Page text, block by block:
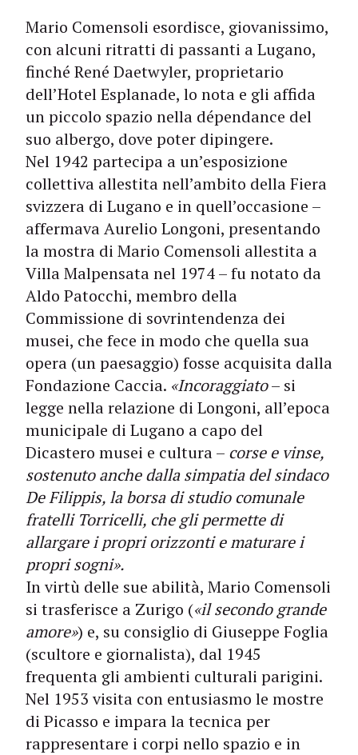
Mario Comensoli esordisce, giovanissimo,
con alcuni ritratti di passanti a Lugano,
finché René Daetwyler, proprietario
dell’Hotel Esplanade, lo nota e gli affida
un piccolo spazio nella dépendance del
suo albergo, dove poter dipingere.
Nel 1942 partecipa a un’esposizione
collettiva allestita nell’ambito della Fiera
svizzera di Lugano e in quell’occasione –
affermava Aurelio Longoni, presentando
la mostra di Mario Comensoli allestita a
Villa Malpensata nel 1974 – fu notato da
Aldo Patocchi, membro della
Commissione di sovrintendenza dei
musei, che fece in modo che quella sua
opera (un paesaggio) fosse acquisita dalla
Fondazione Caccia. «Incoraggiato– si
legge nella relazione di Longoni, all’epoca
municipale di Lugano a capo del
Dicastero musei e cultura – corse e vinse,
sostenuto anche dalla simpatia del sindaco
De Filippis, la borsa di studio comunale
fratelli Torricelli, che gli permette di
allargare i propri orizzonti e maturare i
propri sogni».
In virtù delle sue abilità, Mario Comensoli
si trasferisce a Zurigo («il secondo grande
amore») e, su consiglio di Giuseppe Foglia
(scultore e giornalista), dal 1945
frequenta gli ambienti culturali parigini.
Nel 1953 visita con entusiasmo le mostre
di Picasso e impara la tecnica per
rappresentare i corpi nello spazio e in